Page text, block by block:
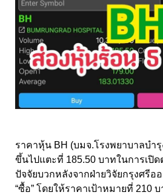
ราคาหุ้น BH (บมจ.โรงพยาบาลบำ
ขึ้นไปแตะที่ 185.50 บาทในการเปิ
ปัจจัยบวกหลังจากฝ่ายวิจัยกรุงศรีอ
“ซื้อ” โดยให้ราคาเป้าหมายที่ 210